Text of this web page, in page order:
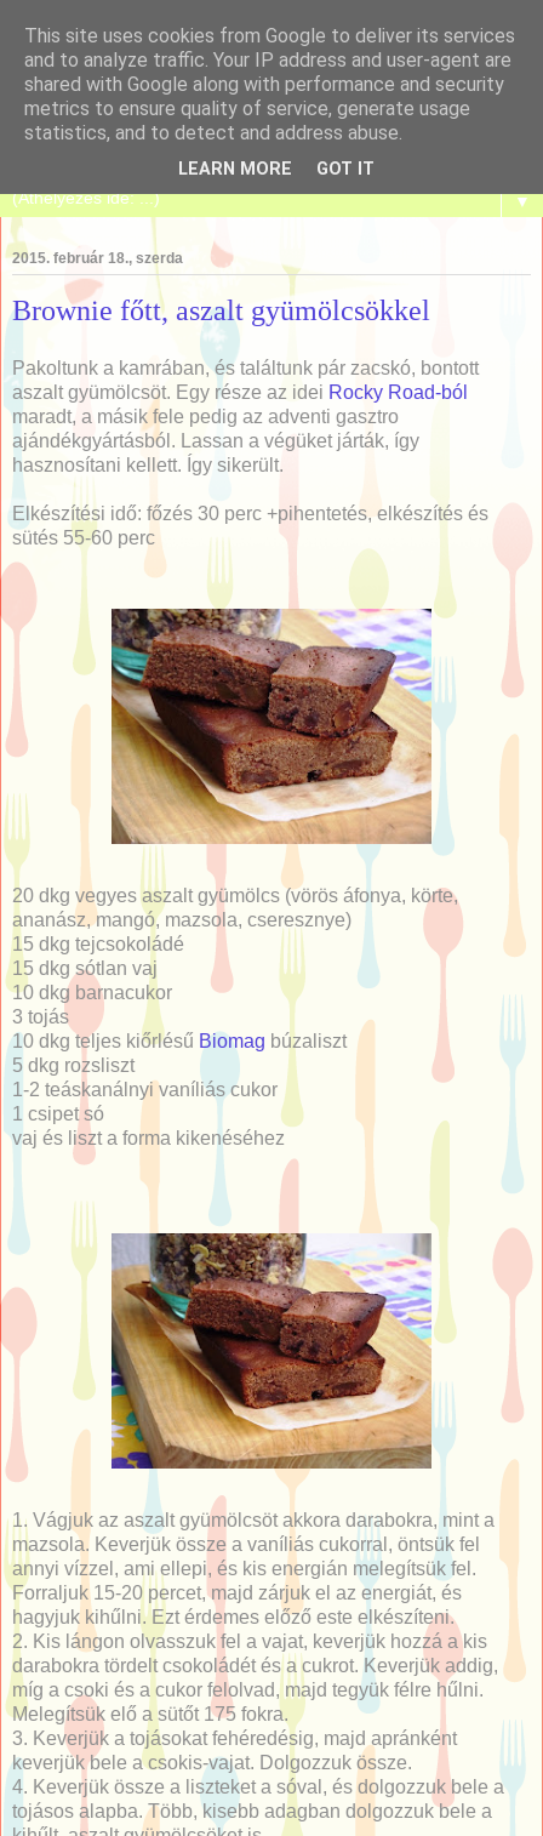
Tanulj meg sütni!
▼
2015. február 18., szerda
Brownie főtt, aszalt gyümölcsökkel
Pakoltunk a kamrában, és találtunk pár zacskó, bontott
aszalt gyümölcsöt. Egy része az idei Rocky Road-ból
maradt, a másik fele pedig az adventi gasztro
ajándékgyártásból. Lassan a végüket járták, így
hasznosítani kellett. Így sikerült.
Elkészítési idő: főzés 30 perc +pihentetés, elkészítés és
sütés 55-60 perc
20 dkg vegyes aszalt gyümölcs (vörös áfonya, körte,
ananász, mangó, mazsola, cseresznye)
15 dkg tejcsokoládé
15 dkg sótlan vaj
10 dkg barnacukor
3 tojás
10 dkg teljes kiőrlésű Biomag búzaliszt
5 dkg rozsliszt
1-2 teáskanálnyi vaníliás cukor
1 csipet só
vaj és liszt a forma kikenéséhez
1. Vágjuk az aszalt gyümölcsöt akkora darabokra, mint a
mazsola. Keverjük össze a vaníliás cukorral, öntsük fel
annyi vízzel, ami ellepi, és kis energián melegítsük fel.
Forraljuk 15-20 percet, majd zárjuk el az energiát, és
hagyjuk kihűlni. Ezt érdemes előző este elkészíteni.
2. Kis lángon olvasszuk fel a vajat, keverjük hozzá a kis
darabokra tördelt csokoládét és a cukrot. Keverjük addig,
míg a csoki és a cukor felolvad, majd tegyük félre hűlni.
Melegítsük elő a sütőt 175 fokra.
3. Keverjük a tojásokat fehéredésig, majd apránként
keverjük bele a csokis-vajat. Dolgozzuk össze.
4. Keverjük össze a liszteket a sóval, és dolgozzuk bele a
tojásos alapba. Több, kisebb adagban dolgozzuk bele a
This site uses cookies from Google to deliver its services
and to analyze traffic. Your IP address and user-agent are
shared with Google along with performance and security
metrics to ensure quality of service, generate usage
statistics, and to detect and address abuse.
LEARN MORE GOT IT